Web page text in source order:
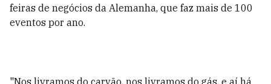
feiras de negócios da Alemanha, que faz mais de 100
eventos por ano.
"Nos livramos do carvão, nos livramos do gás, e aí há